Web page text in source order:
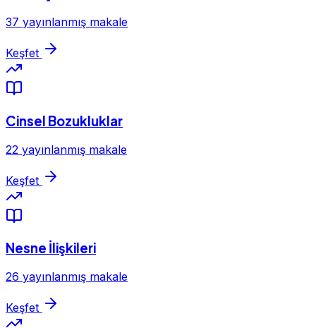
37 yayınlanmış makale
Keşfet
Cinsel Bozukluklar
22 yayınlanmış makale
Keşfet
Nesne İlişkileri
26 yayınlanmış makale
Keşfet